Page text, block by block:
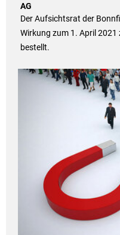
AG
Der Aufsichtsrat der
Wirkung zum 1. April
bestellt.